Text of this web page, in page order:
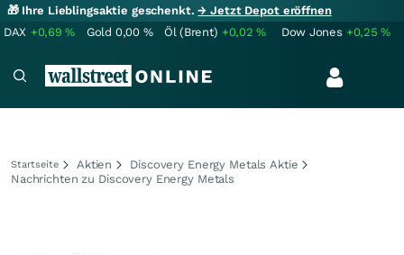
🎁 Ihre Lieblingsaktie geschenkt.→ Jetzt Depot eröffnen
DAX +0,69% Gold 0,00 % Öl (Brent) +0,02% Dow Jones +0,25%
Startseite Aktien
Discovery Energy Metals Aktie
Nachrichten zu Discovery Energy Metals